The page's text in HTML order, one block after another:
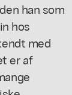
han som
hos
med
er af